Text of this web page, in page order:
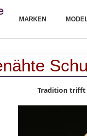
MARKEN
Tradition trifft